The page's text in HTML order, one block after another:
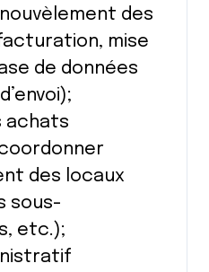
des
mise
de données
achats
des locaux
sous-
etc.);